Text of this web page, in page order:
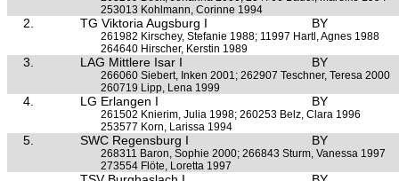
253013 Kohlmann, Corinne 1994
2. TG Viktoria Augsburg I BY
261982 Kirschey, Stefanie 1988; 11997 Hartl, Agnes 1988
264640 Hirscher, Kerstin 1989
3. LAG Mittlere Isar I BY
266060 Siebert, Inken 2001; 262907 Teschner, Teresa 2000
260719 Lipp, Lena 1999
4. LG Erlangen I BY
261502 Knierim, Julia 1998; 260253 Belz, Clara 1996
253577 Korn, Larissa 1994
5. SWC Regensburg I BY
268311 Baron, Sophie 2000; 266843 Sturm, Vanessa 1997
273554 Flöte, Loretta 1997